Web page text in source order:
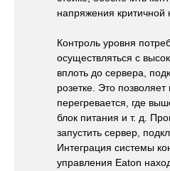
напряжения критичной
Контроль уровня
осуществляться с
вплоть до сервера,
розетке. Это
перегревается, где
блок питания и т. д.
запустить сервер,
Интеграция системы
управления Eaton